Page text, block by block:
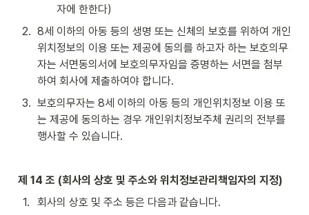
자에 한한다)
2. 8세 이하의 아동 등의 생명 또는 신체의 보호를 위하여 개인
위치정보의 이용 또는 제공에 동의를 하고자 하는 보호의무
자는 서면동의서에 보호의무자임을 증명하는 서면을 첨부
하여 회사에 제출하여야 합니다.
3. 보호의무자는 8세 이하의 아동 등의 개인위치정보 이용 또
는 제공에 동의하는 경우 개인위치정보주체 권리의 전부를
행사할 수 있습니다.
제 14 조 (회사의 상호 및 주소와 위치정보관리책임자의 지정)
1.
회사의 상호 및 주소 등은 다음과 같습니다.